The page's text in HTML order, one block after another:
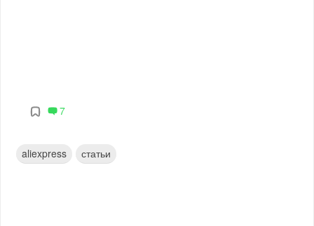
7
aliexpress статьи